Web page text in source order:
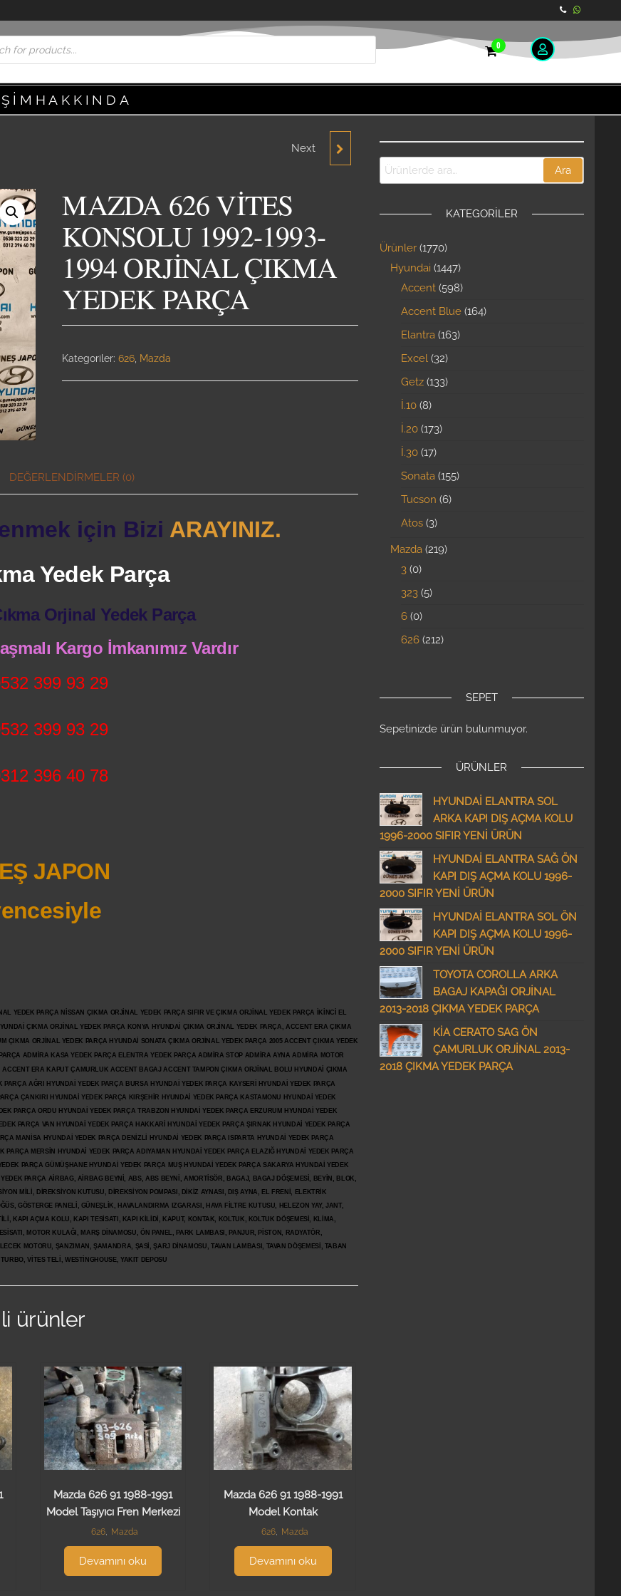
0
HAKKINDA
MAZDA 626 DİREKSİYON
1993-1994 ORJİNAL
Next
MAZDA 626 VİTES
KONSOLU 1992-1993-
1994 ORJİNAL ÇIKMA
YEDEK PARÇA
Kategoriler:626 Mazda
DEĞERLENDIRMELER (0)
için Bizi ARAYINIZ.
Yedek Parça
Orjinal Yedek Parça
Kargo İmkanımız Vardır
399 93 29
399 93 29
396 40 78
JAPON
YEDEK PARÇA NİSSAN ÇIKMA ORJİNAL YEDEK PARÇA SIFIR VE ÇIKMA ORJİNAL YEDEK PARÇA İKİNCİ EL
ÇIKMA ORJİNAL YEDEK PARÇA KONYA HYUNDAİ ÇIKMA ORJİNAL YEDEK PARÇA, ACCENT ERA ÇIKMA
ÇIKMA ORJİNAL YEDEK PARÇA HYUNDAİ SONATA ÇIKMA ORJİNAL YEDEK PARÇA 2005 ACCENT ÇIKMA YEDEK
ADMİRA KASA YEDEK PARÇA ELENTRA YEDEK PARÇA ADMİRA STOP ADMİRA AYNA ADMİRA MOTOR
ERA KAPUT ÇAMURLUK ACCENT BAGAJ ACCENT TAMPON ÇIKMA ORJİNAL BOLU HYUNDAİ ÇIKMA
AĞRI HYUNDAİ YEDEK PARÇA BURSA HYUNDAİ YEDEK PARÇA KAYSERİ HYUNDAİ YEDEK PARÇA
ÇANKIRI HYUNDAİ YEDEK PARÇA KIRŞEHİR HYUNDAİ YEDEK PARÇA KASTAMONU HYUNDAİ YEDEK
PARÇA ORDU HYUNDAİ YEDEK PARÇA TRABZON HYUNDAİ YEDEK PARÇA ERZURUM HYUNDAİ YEDEK
PARÇA VAN HYUNDAİ YEDEK PARÇA HAKKARİ HYUNDAİ YEDEK PARÇA ŞIRNAK HYUNDAİ YEDEK PARÇA
MANİSA HYUNDAİ YEDEK PARÇA DENİZLİ HYUNDAİ YEDEK PARÇA ISPARTA HYUNDAİ YEDEK PARÇA
MERSİN HYUNDAİ YEDEK PARÇA ADIYAMAN HYUNDAİ YEDEK PARÇA ELAZIĞ HYUNDAİ YEDEK PARÇA
PARÇA GÜMÜŞHANE HYUNDAİ YEDEK PARÇA MUŞ HYUNDAİ YEDEK PARÇA SAKARYA HYUNDAİ YEDEK
PARÇA AİRBAG, AİRBAG BEYNİ, ABS, ABS BEYNİ, AMORTİSÖR, BAGAJ, BAGAJ DÖŞEMESİ, BEYİN, BLOK,
MİLİ, DİREKSİYON KUTUSU, DİREKSİYON POMPASI, DİKİZ AYNASI, DIŞ AYNA, EL FRENİ, ELEKTRİK
GÖSTERGE PANELİ, GÜNEŞLİK, HAVALANDIRMA IZGARASI, HAVA FİLTRE KUTUSU, HELEZON YAY, JANT,
KAPI AÇMA KOLU, KAPI TESİSATI, KAPI KİLİDİ, KAPUT, KONTAK, KOLTUK, KOLTUK DÖŞEMESİ, KLİMA,
MOTOR KULAĞI, MARŞ DİNAMOSU, ÖN PANEL, PARK LAMBASI, PANJUR, PİSTON, RADYATÖR,
MOTORU, ŞANZIMAN, ŞAMANDRA, ŞASİ, ŞARJ DİNAMOSU, TAVAN LAMBASI, TAVAN DÖŞEMESİ, TABAN
VİTES TELİ, WESTİNGHOUSE, YAKIT DEPOSU
ürünler
Mazda 626 91 1988-1991
Model Taşıyıcı Fren Merkezi
626, Mazda
Devamını oku
Mazda 626 91 1988-1991
Model Kontak
626, Mazda
Devamını oku
Ara
KATEGORILER
Ürünler 1770
Hyundai 1447
Accent 598
Accent Blue 164
Elantra 163
Excel 32
Getz 133
İ.10 8
İ.20 173
İ.30 17
Sonata 155
Tucson 6
Atos 3
Mazda 219
3 0
323 5
6 0
626 212
SEPET
Sepetinizde ürün bulunmuyor.
ÜRÜNLER
HYUNDAİ ELANTRA SOL
ARKA KAPI DIŞ AÇMA KOLU
1996-2000 SIFIR YENİ ÜRÜN
HYUNDAİ ELANTRA SAĞ ÖN
KAPI DIŞ AÇMA KOLU 1996-
2000 SIFIR YENİ ÜRÜN
HYUNDAİ ELANTRA SOL ÖN
KAPI DIŞ AÇMA KOLU 1996-
2000 SIFIR YENİ ÜRÜN
TOYOTA COROLLA ARKA
BAGAJ KAPAĞI ORJİNAL
2013-2018 ÇIKMA YEDEK PARÇA
KİA CERATO SAG ÖN
ÇAMURLUK ORJİNAL 2013-
2018 ÇIKMA YEDEK PARÇA